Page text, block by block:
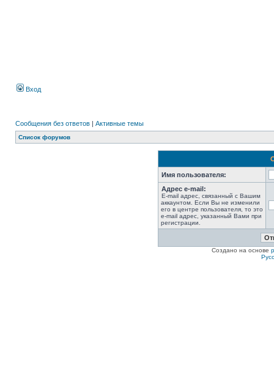
Вход
Сообщения без ответов | Активные темы
Список форумов
Имя пользователя:
Адрес e-mail:
E-mail адрес, связанный с Вашим
аккаунтом. Если Вы не изменили
его в центре пользователя, то это
e-mail адрес, указанный Вами при
регистрации.
Создано на основе